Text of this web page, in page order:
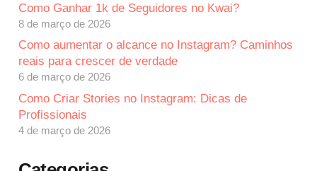
Como Ganhar 1k de Seguidores no Kwai?
8 de março de 2026
Como aumentar o alcance no Instagram? Caminhos
reais para crescer de verdade
6 de março de 2026
Como Criar Stories no Instagram: Dicas de
Profissionais
4 de março de 2026